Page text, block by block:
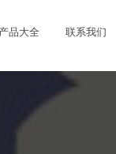
产品大全 联系我们